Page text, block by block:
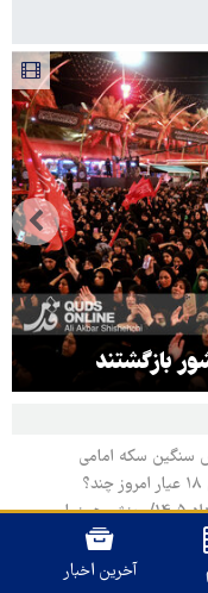
قیمت محصولات ایران خودرو چهارشنبه ۱۴ مرداد ۱۴۰۵/ ریزش همزمان
مشخص شدآخرین اخبار